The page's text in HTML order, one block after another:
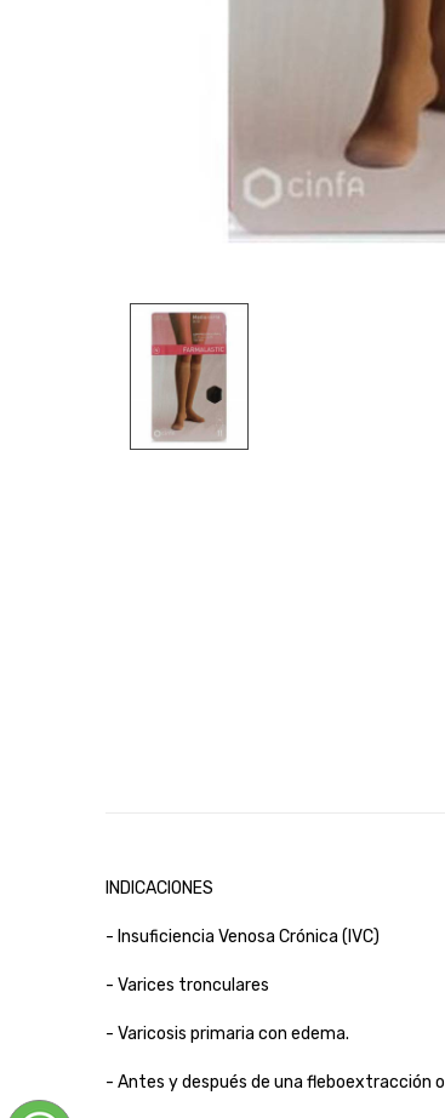
INDICACIONES
- Insuficiencia Venosa Crónica (IVC)
- Varices tronculares
- Varicosis primaria con edema.
- Antes y después de una fleboextracción o